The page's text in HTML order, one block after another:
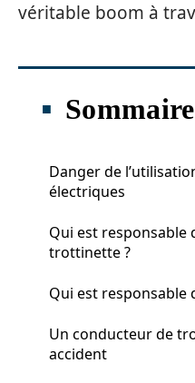
véritable boom à
Sommaire
Danger de
électriques
Qui est responsable
trottinette ?
Qui est responsable
Un conducteur de
accident